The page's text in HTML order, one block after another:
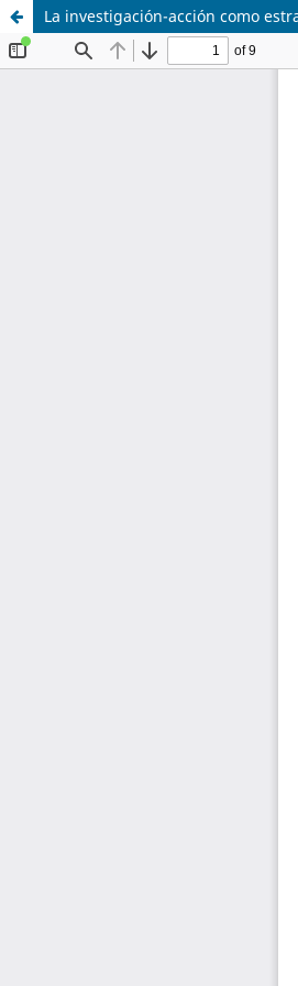
La investigación-acción como